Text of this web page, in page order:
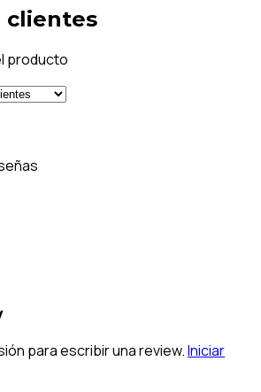
clientes
producto
para escribir una review.Iniciar